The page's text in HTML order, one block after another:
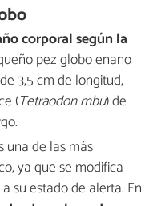
corporal según la
pez globo enano
3,5 cm de longitud,
(Tetraodon mbu) de
una de las más
ya que se modifica
su estado de alerta. En